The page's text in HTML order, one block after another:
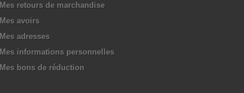
Mes retours de marchandise
Mes avoirs
Mes adresses
Mes informations personnelles
Mes bons de réduction